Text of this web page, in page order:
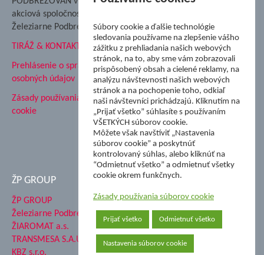
akciová spoločnosť
Železiarne Podbrezová
TIRÁŽ & KONTAKT
Prehlásenie o spracovaní
osobných údajov
Zásady používania súborov
cookie
ŽP Informatika s.r.o.
ŠK Železiarne Podbrezová
Tále a.s.
ŽP GROUP
ŽP GROUP
Železiarne Podbrezová a.s.
ŽIAROMAT a.s.
TRANSMESA S.A.U.
KBZ s.r.o.
Súbory cookie a ďalšie technológie
sledovania používame na zlepšenie vášho
zážitku z prehliadania našich webových
stránok, na to, aby sme vám zobrazovali
prispôsobený obsah a cielené reklamy, na
analýzu návštevnosti našich webových
stránok a na pochopenie toho, odkiaľ
naši návštevníci prichádzajú. Kliknutím na
„Prijať všetko” súhlasíte s používaním
VŠETKÝCH súborov cookie.
Môžete však navštíviť „Nastavenia
súborov cookie” a poskytnúť
kontrolovaný súhlas, alebo kliknúť na
“Odmietnuť všetko” a odmietnuť všetky
cookie okrem funkčnych.
Zásady používania súborov cookie
Prijať všetko Odmietnuť všetko
Nastavenia súborov cookie